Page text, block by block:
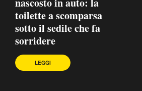
toilette a scomparsa
sotto il sedile che fa
sorridere
LEGGI